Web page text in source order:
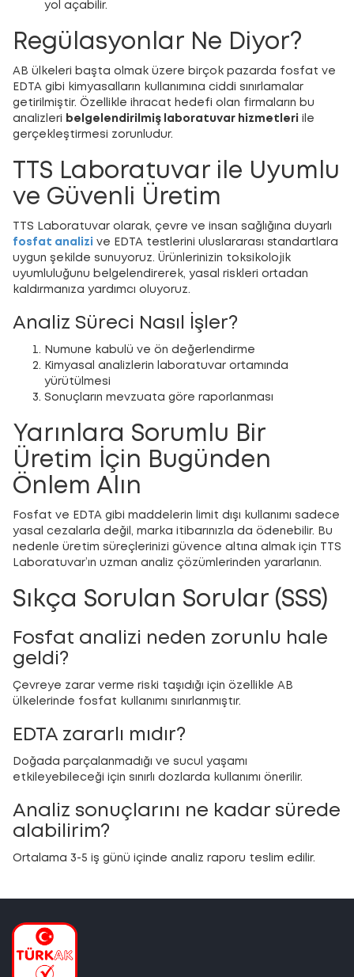
yol açabilir.
Regülasyonlar Ne Diyor?
AB ülkeleri başta olmak üzere birçok pazarda fosfat ve
EDTA gibi kimyasalların kullanımına ciddi sınırlamalar
getirilmiştir. Özellikle ihracat hedefi olan firmaların bu
analizleri
belgelendirilmiş laboratuvar hizmetleri
ile
gerçekleştirmesi zorunludur.
TTS Laboratuvar ile Uyumlu
ve Güvenli Üretim
TTS Laboratuvar olarak, çevre ve insan sağlığına duyarlı
fosfat analizi
ve EDTA testlerini uluslararası standartlara
uygun şekilde sunuyoruz. Ürünlerinizin toksikolojik
uyumluluğunu belgelendirerek, yasal riskleri ortadan
kaldırmanıza yardımcı oluyoruz.
Analiz Süreci Nasıl İşler?
Numune kabulü ve ön değerlendirme
Kimyasal analizlerin laboratuvar ortamında
yürütülmesi
Sonuçların mevzuata göre raporlanması
Yarınlara Sorumlu Bir
Üretim İçin Bugünden
Önlem Alın
Fosfat ve EDTA gibi maddelerin limit dışı kullanımı sadece
yasal cezalarla değil, marka itibarınızla da ödenebilir. Bu
nedenle üretim süreçlerinizi güvence altına almak için TTS
Laboratuvar’ın uzman analiz çözümlerinden yararlanın.
Sıkça Sorulan Sorular (SSS)
Fosfat analizi neden zorunlu hale
geldi?
Çevreye zarar verme riski taşıdığı için özellikle AB
ülkelerinde fosfat kullanımı sınırlanmıştır.
EDTA zararlı mıdır?
Doğada parçalanmadığı ve sucul yaşamı
etkileyebileceği için sınırlı dozlarda kullanımı önerilir.
Analiz sonuçlarını ne kadar sürede
alabilirim?
Ortalama 3-5 iş günü içinde analiz raporu teslim edilir.